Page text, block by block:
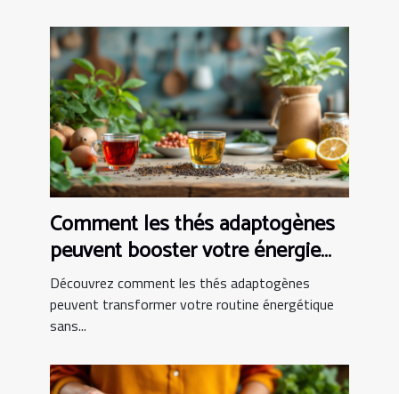
Comment les thés adaptogènes
peuvent booster votre énergie
sans les inconvénients du café ?
Découvrez comment les thés adaptogènes
peuvent transformer votre routine énergétique
sans...